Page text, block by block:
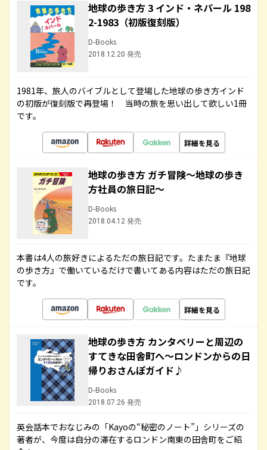
地球の歩き方 3 インド・ネパール 198
2-1983（初版復刻版）
D-Books
2018.12.20 発売
1981年、旅人のバイブルとして登場した地球の歩き方インド
の初版が復刻版で再登場！ 当時の旅を思い出して欲しい1冊
です。
詳細を見る
地球の歩き方 ガチ冒険～地球の歩き
方社員の旅日記～
D-Books
2018.04.12 発売
本書は4人の旅好きによるただの旅日記です。たまたま『地球
の歩き方』で働いているだけで書いてある内容はただの旅日記
です。
詳細を見る
地球の歩き方 カンタベリーと周辺の
すてきな田舎町へ～ロンドンからの日
帰りおさんぽガイド♪
D-Books
2018.07.26 発売
英会話本でおなじみの「Kayoの“秘密のノート”」シリーズの
著者が、今度は自分の滞在するロンドン南東の田舎町をご紹